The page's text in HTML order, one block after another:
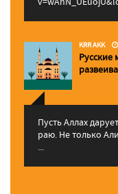
KRR AKK
Русские
Пусть Аллах
раю. Не только
...